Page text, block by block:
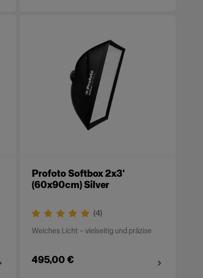
Profoto Softbox 2x3'
(60x90cm) Silver
(4)
Weiches Licht – vielseitig und präzise
495,00 €